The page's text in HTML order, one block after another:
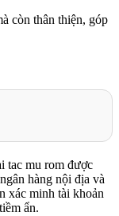
còn thân thiện, góp
tac mu rom được
hàng nội địa và
xác minh tài khoản
ẩn.